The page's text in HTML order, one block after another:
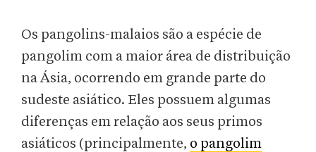
Os pangolins-malaios são a espécie de
pangolim com a maior área de distribuição
na Ásia, ocorrendo em grande parte do
sudeste asiático. Eles possuem algumas
diferenças em relação aos seus primos
asiáticos (principalmente, o pangolim